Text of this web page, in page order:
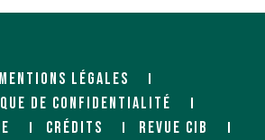
MENTIONS LÉGALES
DE CONFIDENTIALITÉ
CRÉDITS
REVUE CIB